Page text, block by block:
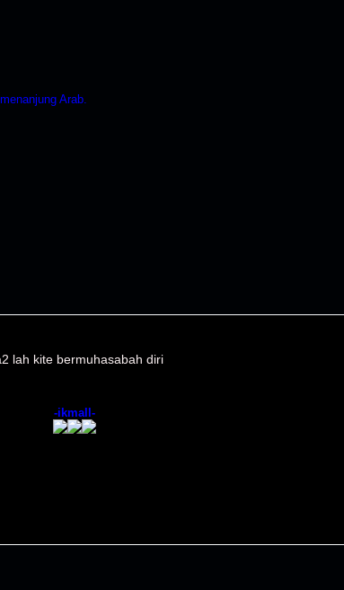
Arab.
lah kite bermuhasabah diri
-ikmall-